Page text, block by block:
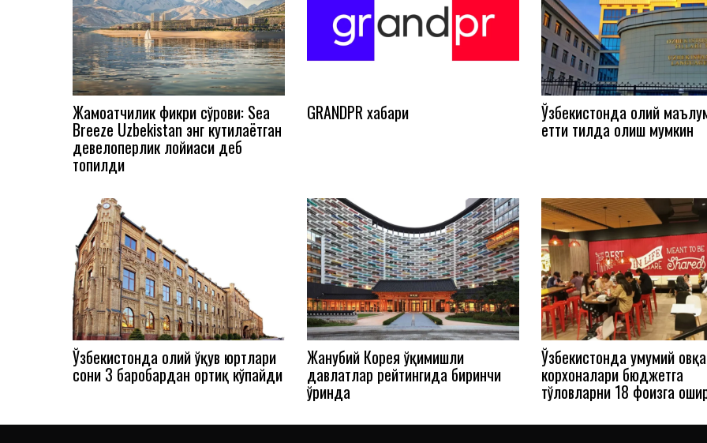
Жамоатчилик фикри сўрови: Sea
Breeze Uzbekistan энг кутилаётган
девелоперлик лойиҳаси деб
топилди
GRANDPR хабари Ўзбекистонда олий
етти тилда олиш мумкин
Ўзбекистонда олий ўқув юртлари
сони 3 баробардан ортиқ кўпайди
Жанубий Корея ўқимишли
давлатлар рейтингида биринчи
ўринда
Ўзбекистонда умумий
корхоналари бюджетга
тўловларни 18 фоизга